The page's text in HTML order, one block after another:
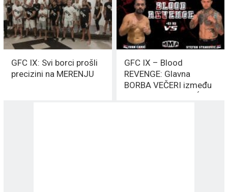
GFC IX: Svi borci prošli
precizini na MERENJU
GFC IX – Blood
REVENGE: Glavna
BORBA VEČERI između
Carića i STANKOVIĆA